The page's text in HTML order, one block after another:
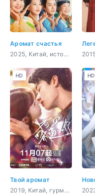
Аромат счастья
2025, Китай, история, комедия, романтика
Твой аромат
2019, Китай, гурман, комедия, романтика, сверхъестественное
HD HD